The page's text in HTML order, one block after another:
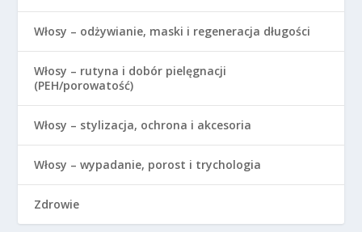
Włosy – odżywianie, maski i regeneracja długości
Włosy – rutyna i dobór pielęgnacji
(PEH/porowatość)
Włosy – stylizacja, ochrona i akcesoria
Włosy – wypadanie, porost i trychologia
Zdrowie